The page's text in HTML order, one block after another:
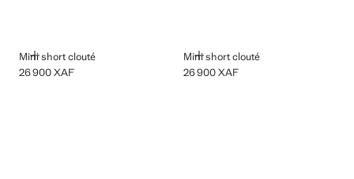
Mini short clouté
AJOUTER
Prix actuel [26 900 XAF ]
26 900 XAF
Mini short clouté
AJOUTER
Prix actuel [26 900 XAF ]
26 900 XAF